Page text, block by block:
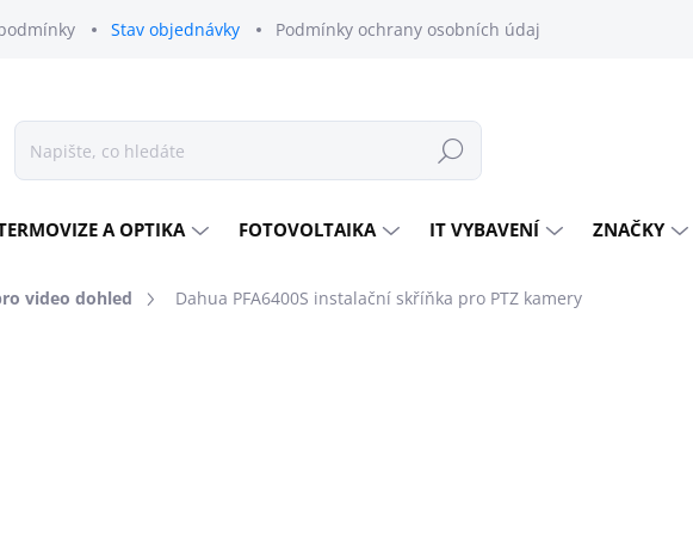
Stav objednávky Podmínky ochrany osobních údajů
Hledat
A OPTIKA FOTOVOLTAIKA IT VYBAVENÍ ZNAČKY
video dohled Dahua PFA6400S instalační skříňka pro PTZ kamery